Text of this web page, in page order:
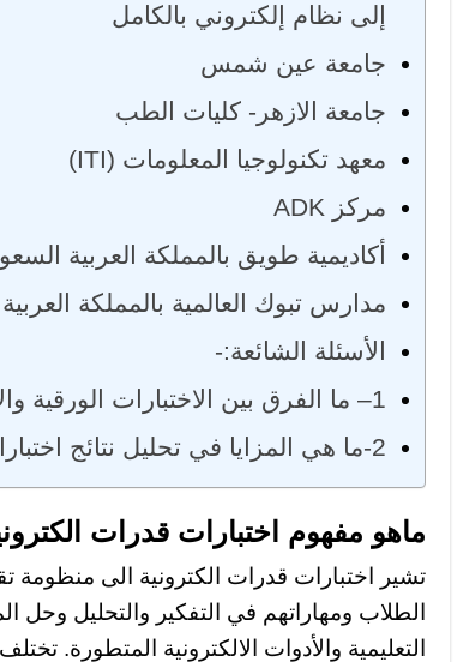
إلى نظام إلكتروني بالكامل
جامعة عين شمس
جامعة الازهر- كليات الطب
معهد تكنولوجيا المعلومات (ITI)
مركز ADK
أكاديمية طويق بالمملكة العربية
مدارس تبوك العالمية بالمملكة
الأسئلة الشائعة:-
1– ما الفرق بين الاختبارات الورقية والإلكترونية؟
2-ما هي المزايا في تحليل نتائج اختبارات القدرات؟
ماهو مفهوم اختبارات قدرات
تشير اختبارات قدرات الكترونية الى
الطلاب ومهاراتهم في التفكير والتحليل وحل
التعليمية والأدوات الالكترونية المتطورة.